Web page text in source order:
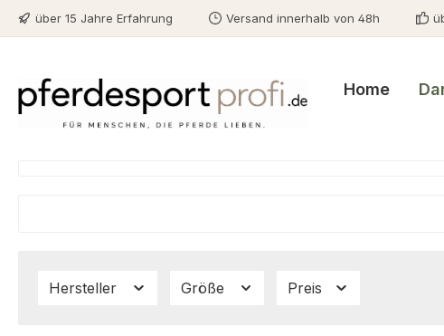
Hauptinhalt springen
Zur Suche springen
Zur Hauptnavigation springen
über 15 Jahre Erfahrung Versand innerhalb von 48h
Home
Hersteller Größe Preis